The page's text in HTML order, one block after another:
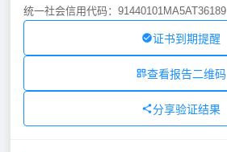
统一社会信用代码：91440101MA5AT36189
证书到期提醒
查看报告二维码
分享验证结果